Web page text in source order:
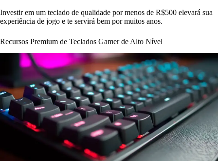
Investir em um teclado de qualidade por menos de R$500 elevará sua
experiência de jogo e te servirá bem por muitos anos.
Recursos Premium de Teclados Gamer de Alto Nível